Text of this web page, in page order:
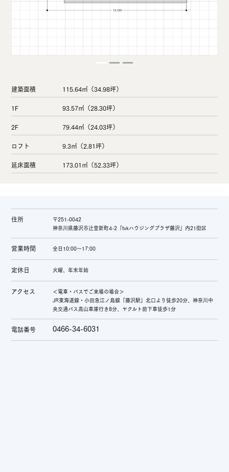
建築面積
115.64㎡（34.98坪）
1F
93.57㎡（28.30坪）
2F
79.44㎡（24.03坪）
ロフト
9.3㎡（2.81坪）
延床面積
173.01㎡（52.33坪）
住所
〒251-0042
神奈川県藤沢市辻堂新町4-2「tvkハウジングプラザ藤沢」内21街区
営業時間 全日10:00～17:00
定休日 火曜、年末年始
アクセス
＜電車・バスでご来場の場合＞
JR東海道線・小田急江ノ島線「藤沢駅」北口より徒歩20分、神奈川中
央交通バス高山車庫行き8分、ヤクルト前下車徒歩1分
電話番号 0466-34-6031